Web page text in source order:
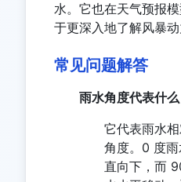
水。它也在天气预报
于更深入地了解风暴动
常见问题解答
雨水角度代表什么
它代表雨水
角度。0 度
直向下，而